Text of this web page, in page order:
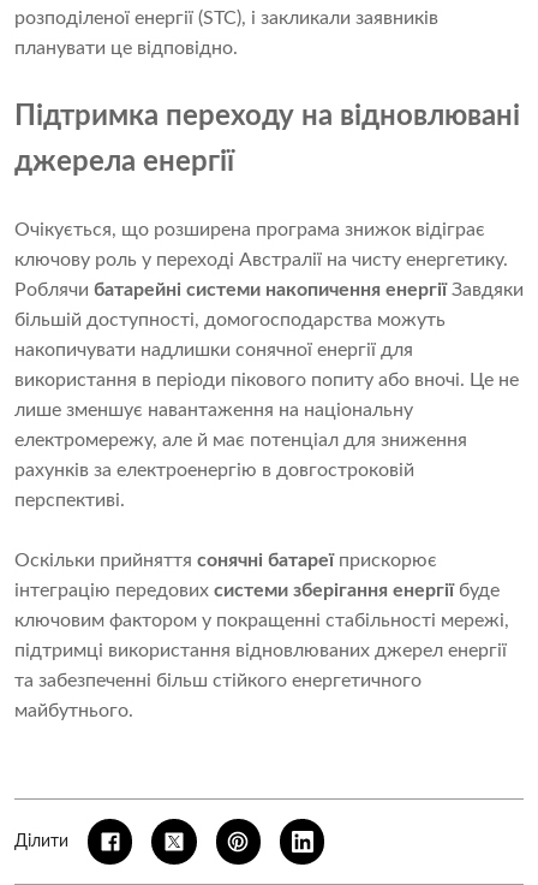
розподіленої енергії (STC), і закликали заявників
планувати це відповідно.
Підтримка переходу на відновлювані
джерела енергії
Очікується, що розширена програма знижок відіграє
ключову роль у переході Австралії на чисту енергетику.
Роблячи батарейні системи накопичення енергіїЗавдяки
більшій доступності, домогосподарства можуть
накопичувати надлишки сонячної енергії для
використання в періоди пікового попиту або вночі. Це не
лише зменшує навантаження на національну
електромережу, але й має потенціал для зниження
рахунків за електроенергію в довгостроковій
перспективі.
Оскільки прийняття сонячні батареїприскорює
інтеграцію передових системи зберігання енергіїбуде
ключовим фактором у покращенні стабільності мережі,
підтримці використання відновлюваних джерел енергії
та забезпеченні більш стійкого енергетичного
майбутнього.
Ділити